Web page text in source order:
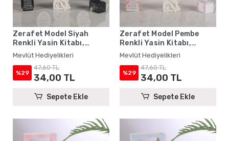
Zerafet Model Siyah
Renkli Yasin Kitabı,
Lokum Kutusu, Magnet,
Karton Çanta ve Tesbih -
Mevlüt Hediyelikleri
Mevlüt Hediyelikleri
%29
47,60 TL
34,00 TL
Sepete Ekle
Zerafet Model Pembe
Renkli Yasin Kitabı,
Lokum Kutusu, Magnet,
Karton Çanta ve Tesbih -
Mevlüt Hediyelikleri
Mevlüt Hediyelikleri
%29
47,60 TL
34,00 TL
Sepete Ekle